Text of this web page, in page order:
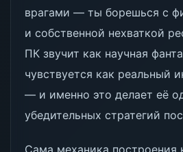
врагами — ты борешься с
и собственной нехваткой
ПК звучит как научная
чувствуется как реальный
— и именно это делает её
убедительных стратегий
Сама механика построения